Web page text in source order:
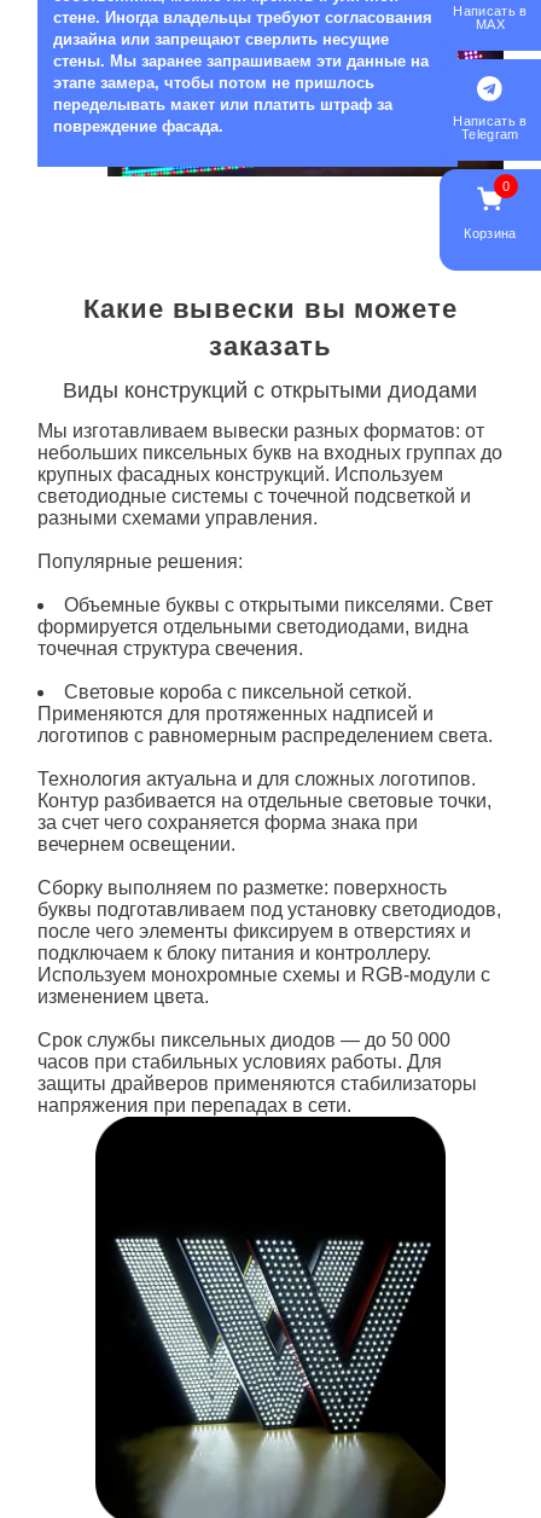
стене. Иногда владельцы требуют согласования
дизайна или запрещают сверлить несущие
стены. Мы заранее запрашиваем эти данные на
этапе замера, чтобы потом не пришлось
переделывать макет или платить штраф за
повреждение фасада.
Какие вывески вы можете
заказать
Виды конструкций с открытыми диодами
Мы изготавливаем вывески разных форматов: от
небольших пиксельных букв на входных группах до
крупных фасадных конструкций. Используем
светодиодные системы с точечной подсветкой и
разными схемами управления.
Популярные решения:
Объемные буквы с открытыми пикселями. Свет
формируется отдельными светодиодами, видна
точечная структура свечения.
Световые короба с пиксельной сеткой.
Применяются для протяженных надписей и
логотипов с равномерным распределением света.
Технология актуальна и для сложных логотипов.
Контур разбивается на отдельные световые точки,
за счет чего сохраняется форма знака при
вечернем освещении.
Сборку выполняем по разметке: поверхность
буквы подготавливаем под установку светодиодов,
после чего элементы фиксируем в отверстиях и
подключаем к блоку питания и контроллеру.
Используем монохромные схемы и RGB-модули с
изменением цвета.
Срок службы пиксельных диодов — до 50 000
часов при стабильных условиях работы. Для
защиты драйверов применяются стабилизаторы
напряжения при перепадах в сети.
Написать в
MAX
Написать в
Telegram
0
Корзина